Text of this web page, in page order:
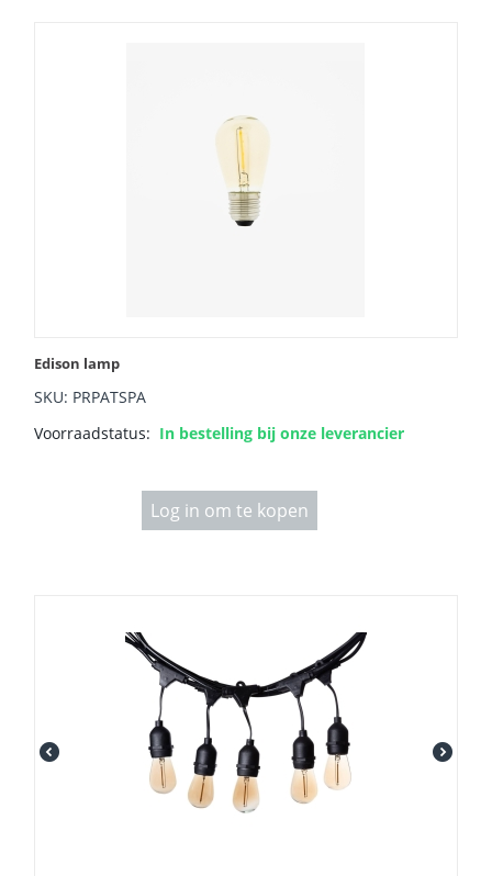
Edison lamp
SKU: PRPATSPA
Voorraadstatus: In bestelling bij onze leverancier
Log in om te kopen